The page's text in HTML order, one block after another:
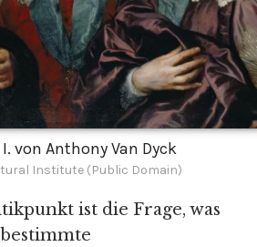
von Anthony Van Dyck
Institute (Public Domain)
ist die Frage, was